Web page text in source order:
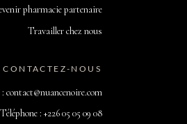
pharmacie partenaire
Travailler chez nous
CONTACTEZ-NOUS
contact@nuancenoire.com
Téléphone : +226 05 05 09 08